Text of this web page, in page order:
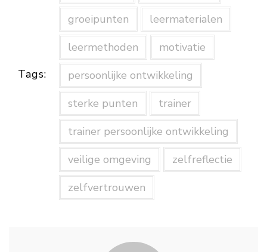
Tags:
groeipunten
leermaterialen
leermethoden
motivatie
persoonlijke ontwikkeling
sterke punten
trainer
trainer persoonlijke ontwikkeling
veilige omgeving
zelfreflectie
zelfvertrouwen